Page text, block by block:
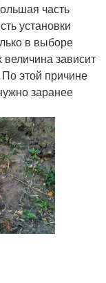
часть
установки
в выборе
зависит
этой причине
заранее